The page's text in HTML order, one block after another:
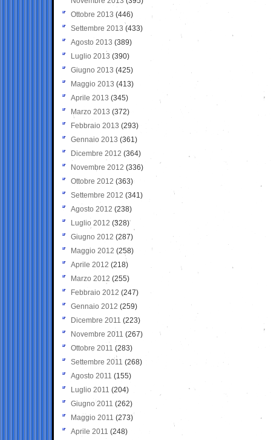
Ottobre 2013 (446)
Settembre 2013 (433)
Agosto 2013 (389)
Luglio 2013 (390)
Giugno 2013 (425)
Maggio 2013 (413)
Aprile 2013 (345)
Marzo 2013 (372)
Febbraio 2013 (293)
Gennaio 2013 (361)
Dicembre 2012 (364)
Novembre 2012 (336)
Ottobre 2012 (363)
Settembre 2012 (341)
Agosto 2012 (238)
Luglio 2012 (328)
Giugno 2012 (287)
Maggio 2012 (258)
Aprile 2012 (218)
Marzo 2012 (255)
Febbraio 2012 (247)
Gennaio 2012 (259)
Dicembre 2011 (223)
Novembre 2011 (267)
Ottobre 2011 (283)
Settembre 2011 (268)
Agosto 2011 (155)
Luglio 2011 (204)
Giugno 2011 (262)
Maggio 2011 (273)
Aprile 2011 (248)